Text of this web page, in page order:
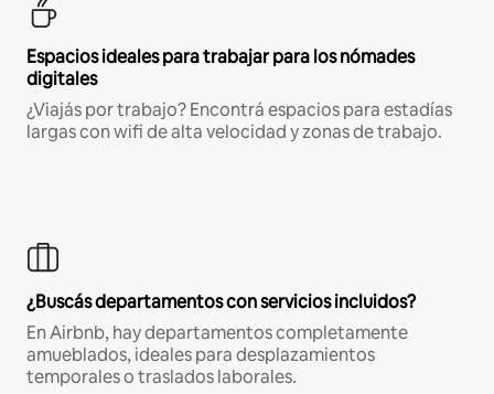
Espacios ideales para trabajar para los nómades
digitales
¿Viajás por trabajo? Encontrá espacios para estadías
largas con wifi de alta velocidad y zonas de trabajo.
¿Buscás departamentos con servicios incluidos?
En Airbnb, hay departamentos completamente
amueblados, ideales para desplazamientos
temporales o traslados laborales.